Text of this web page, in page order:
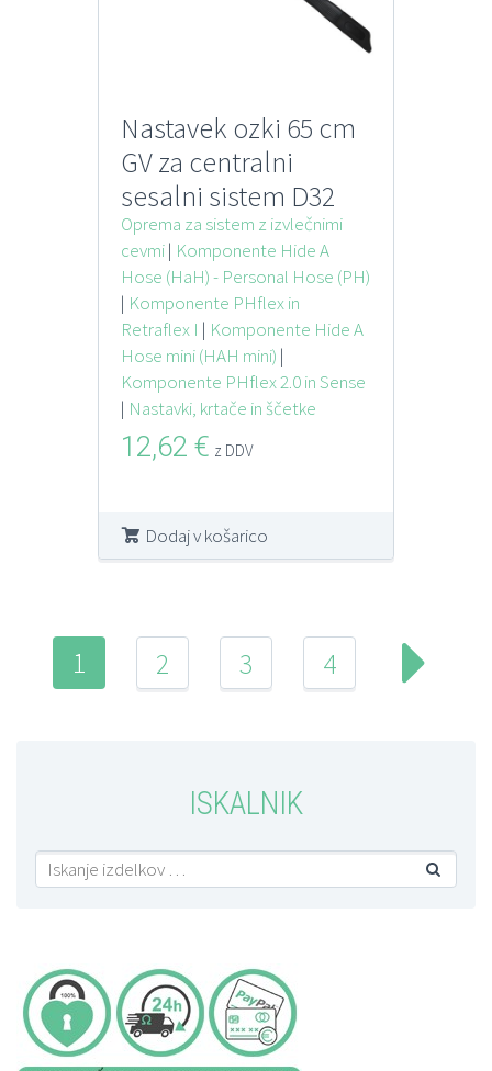
Nastavek ozki 65 cm
GV za centralni
sesalni sistem D32
mm
Oprema za sistem z izvlečnimi
cevmi| Komponente Hide A
Hose (HaH) - Personal Hose (PH)
| Komponente PHflex in
Retraflex I | Komponente Hide A
Hose mini (HAH mini) |
Komponente PHflex 2.0 in Sense
| Nastavki, krtače in ščetke
12,62 € z DDV
Dodaj v košarico
1 2 3 4
ISKALNIK
